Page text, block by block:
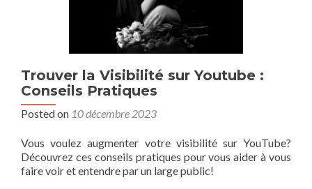
Trouver la Visibilité sur Youtube :
Conseils Pratiques
Posted on 10 décembre 2023
Vous voulez augmenter votre visibilité sur YouTube?
Découvrez ces conseils pratiques pour vous aider à vous
faire voir et entendre par un large public!